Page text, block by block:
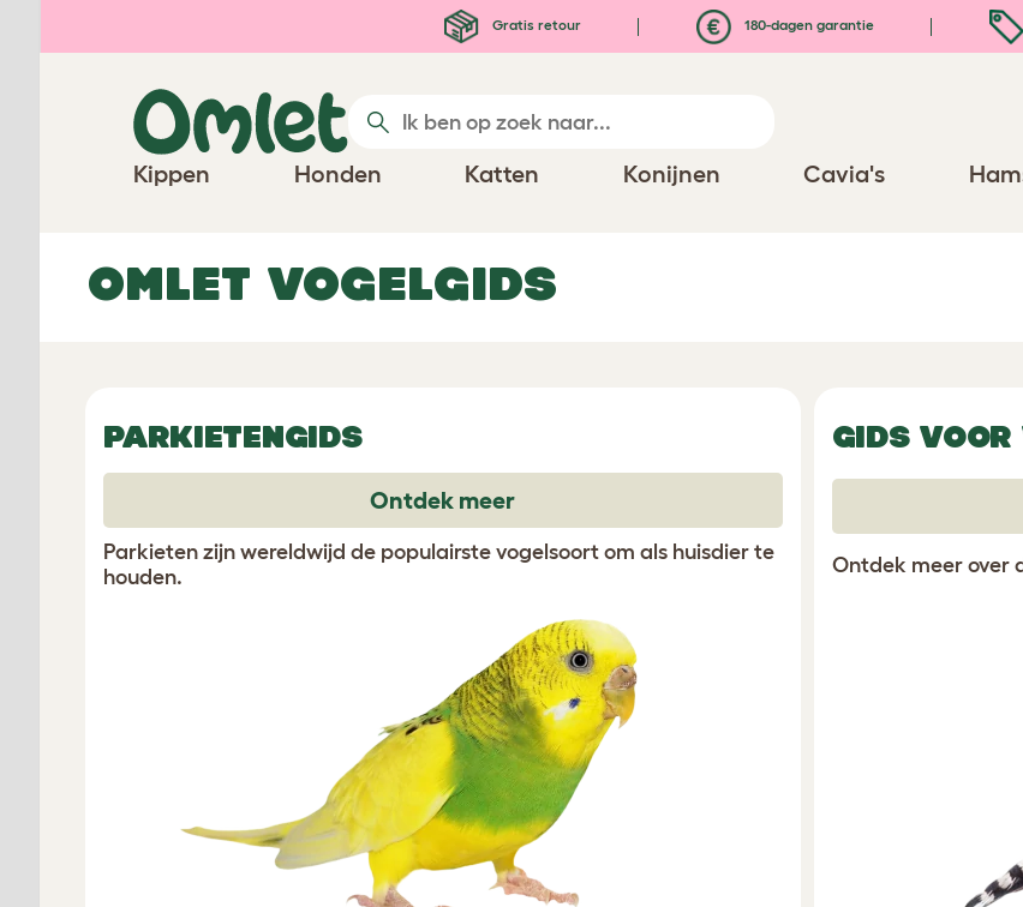
Gratis retour 180-dagen garantie
Kippen Honden Katten Konijnen Cavia's
Omlet vogelgids
PARKIETENGIDS
Parkieten zijn wereldwijd de populairste vogelsoort om als huisdier te
houden.
Ontdek meer
GIDS
Ontdek meer over